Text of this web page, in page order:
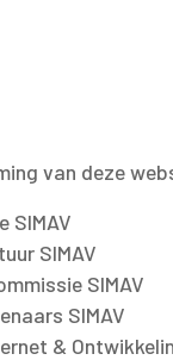
van deze
SIMAV
SIMAV
SIMAV
SIMAV
&